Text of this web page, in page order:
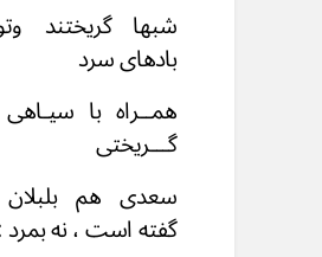
شبها گریختند
بادهای سرد
همــراه با
گـــریختی
سعدی هم بلبلان
گفته است ، نه